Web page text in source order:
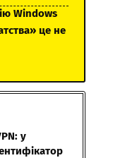
Windows
це не
у